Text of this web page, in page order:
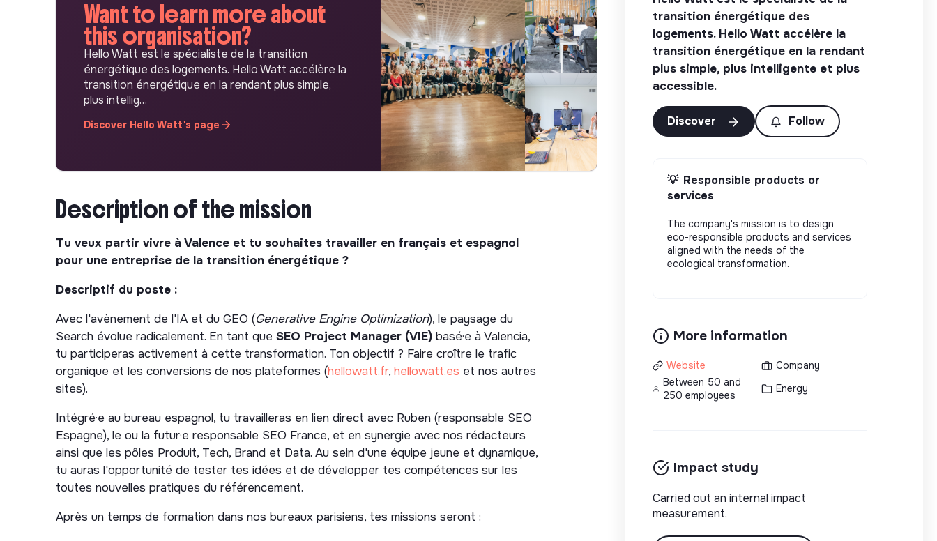
Want to learn more about
this organisation?
Hello Watt est le spécialiste de la transition
énergétique des logements. Hello Watt accélère la
transition énergétique en la rendant plus simple,
plus intellig…
Discover Hello Watt's page
Description of the mission
Tu veux partir vivre à Valence et tu souhaites travailler en français et espagnol
pour une entreprise de la transition énergétique ?
Descriptif du poste :
Avec l'avènement de l'IA et du GEO (Generative Engine Optimization), le paysage du
Search évolue radicalement. En tant que SEO Project Manager (VIE) basé·e à Valencia,
tu participeras activement à cette transformation. Ton objectif ? Faire croître le trafic
organique et les conversions de nos plateformes (hellowatt.fr, hellowatt.es et nos autres
sites).
Intégré·e au bureau espagnol, tu travailleras en lien direct avec Ruben (responsable SEO
Espagne), le ou la futur·e responsable SEO France, et en synergie avec nos rédacteurs
ainsi que les pôles Produit, Tech, Brand et Data. Au sein d'une équipe jeune et dynamique,
tu auras l'opportunité de tester tes idées et de développer tes compétences sur les
toutes nouvelles pratiques du référencement.
Après un temps de formation dans nos bureaux parisiens, tes missions seront :
transition énergétique des
logements. Hello Watt accélère la
transition énergétique en la rendant
plus simple, plus intelligente et plus
accessible.
Discover Follow
💡 Responsible products or
services
The company's mission is to design
eco-responsible products and services
aligned with the needs of the
ecological transformation.
More information
Website
Company
Between 50 and
250 employees
Energy
Impact study
Carried out an internal impact
measurement.